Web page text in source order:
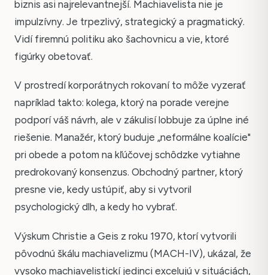
biznis asi najrelevantnejší. Machiavelista nie je
impulzívny. Je trpezlivý, strategický a pragmatický.
Vidí firemnú politiku ako šachovnicu a vie, ktoré
figúrky obetovať.
V prostredí korporátnych rokovaní to môže vyzerať
napríklad takto: kolega, ktorý na porade verejne
podporí váš návrh, ale v zákulisí lobbuje za úplne iné
riešenie. Manažér, ktorý buduje „neformálne koalície"
pri obede a potom na kľúčovej schôdzke vytiahne
predrokovaný konsenzus. Obchodný partner, ktorý
presne vie, kedy ustúpiť, aby si vytvoril
psychologický dlh, a kedy ho vybrať.
Výskum Christie a Geis z roku 1970, ktorí vytvorili
pôvodnú škálu machiavelizmu (MACH-IV), ukázal, že
vysoko machiavelistickí jedinci excelujú v situáciách,